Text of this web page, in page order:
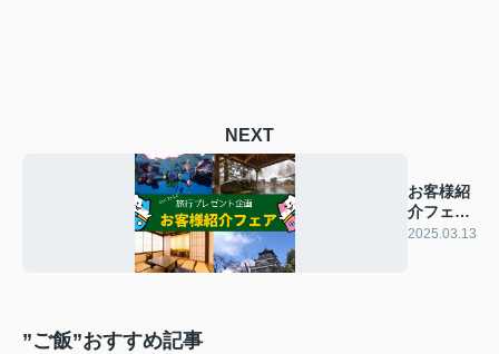
NEXT
お客様紹
介フェア
のご案内
2025.03.13
”ご飯”おすすめ記事